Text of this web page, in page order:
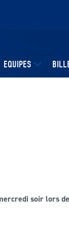
EQUIPES
soir lors